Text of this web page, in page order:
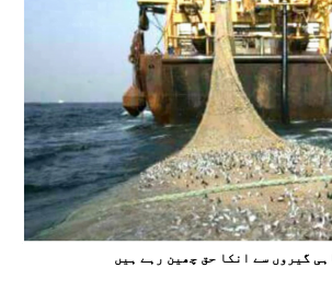
گيروں سے انکا حق چھين رہے ہيں